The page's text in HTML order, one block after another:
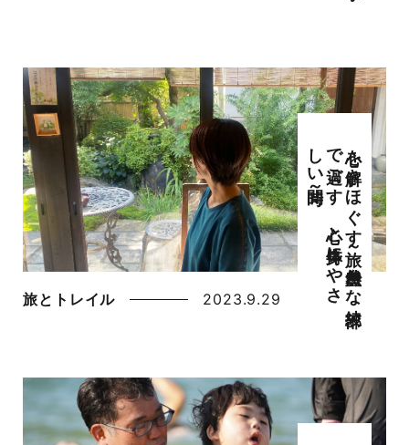
心を
解き
ほ
ぐ
す
旅～
自然豊か
な
綾部
で
過ご
す
心と
身体に
や
さ
し
い
時間～
旅とトレイル 2023.9.29